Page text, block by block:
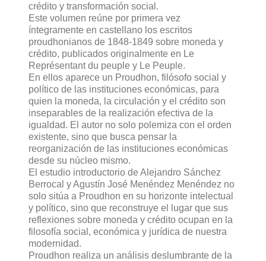
crédito y transformación social.
Este volumen reúne por primera vez
íntegramente en castellano los escritos
proudhonianos de 1848-1849 sobre moneda y
crédito, publicados originalmente en Le
Représentant du peuple y Le Peuple.
En ellos aparece un Proudhon, filósofo social y
político de las instituciones económicas, para
quien la moneda, la circulación y el crédito son
inseparables de la realización efectiva de la
igualdad. El autor no solo polemiza con el orden
existente, sino que busca pensar la
reorganización de las instituciones económicas
desde su núcleo mismo.
El estudio introductorio de Alejandro Sánchez
Berrocal y Agustín José Menéndez Menéndez no
solo sitúa a Proudhon en su horizonte intelectual
y político, sino que reconstruye el lugar que sus
reflexiones sobre moneda y crédito ocupan en la
filosofía social, económica y jurídica de nuestra
modernidad.
Proudhon realiza un análisis deslumbrante de la